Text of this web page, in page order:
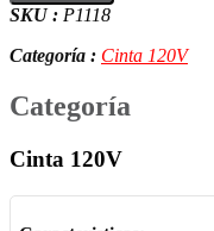
SKU : P1118
Categoría : Cinta 120V
Categoría
Cinta 120V